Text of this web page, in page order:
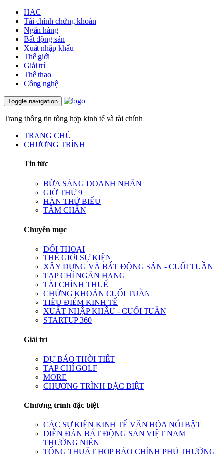
HAC
Tài chính chứng khoán
Ngân hàng
Bất động sản
Xuất nhập khẩu
Thế giới
Giải trí
Thể thao
Công nghệ
Toggle navigation
Trang thông tin tổng hợp kinh tế và tài chính
TRANG CHỦ
CHƯƠNG TRÌNH
Tin tức
BỮA SÁNG DOANH NHÂN
GIỜ THỨ 9
HÀN THỬ BIỂU
TÂM CHẤN
Chuyên mục
ĐỐI THOẠI
THẾ GIỚI SỰ KIỆN
XÂY DỰNG VÀ BẤT ĐỘNG SẢN - CUỐI TUẦN
TẠP CHÍ NGÂN HÀNG
TÀI CHÍNH THUẾ
CHỨNG KHOÁN CUỐI TUẦN
TIÊU ĐIỂM KINH TẾ
XUẤT NHẬP KHẨU - CUỐI TUẦN
STARTUP 360
Giải trí
DỰ BÁO THỜI TIẾT
TẠP CHÍ GOLF
MORE
CHƯƠNG TRÌNH ĐẶC BIỆT
Chương trình đặc biệt
CÁC SỰ KIỆN KINH TẾ VĂN HÓA NỔI BẬT
DIỄN ĐÀN BẤT ĐỘNG SẢN VIỆT NAM
THƯỜNG NIÊN
TỔNG THUẬT HỌP BÁO CHÍNH PHỦ THƯỜNG